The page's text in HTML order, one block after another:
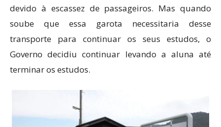
devido à escassez de passageiros. Mas quando
soube que essa garota necessitaria desse
transporte para continuar os seus estudos, o
Governo decidiu continuar levando a aluna até
terminar os estudos.